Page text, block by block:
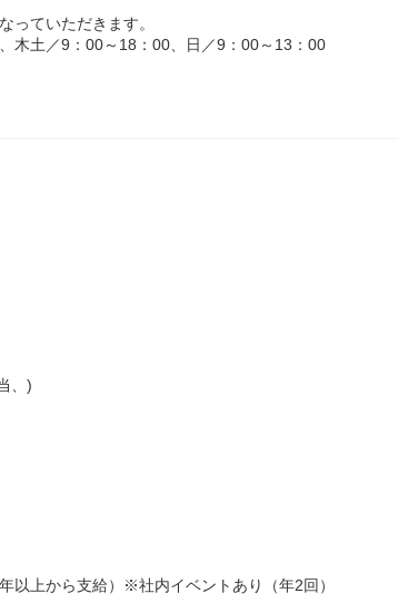
っていただきます。
木土／9：00～18：00、日／9：00～13：00
、)
以上から支給）※社内イベントあり（年2回）